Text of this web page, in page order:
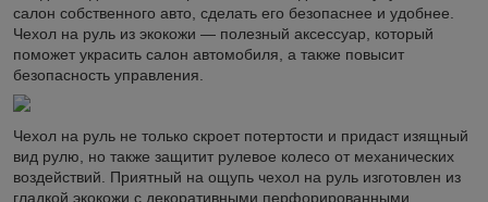
салон собственного авто, сделать его безопаснее и удобнее.
Чехол на руль из экокожи — полезный аксессуар, который
поможет украсить салон автомобиля, а также повысит
безопасность управления.
Чехол на руль не только скроет потертости и придаст изящный
вид рулю, но также защитит рулевое колесо от механических
воздействий. Приятный на ощупь чехол на руль изготовлен из
гладкой экокожи с декоративными перфорированными